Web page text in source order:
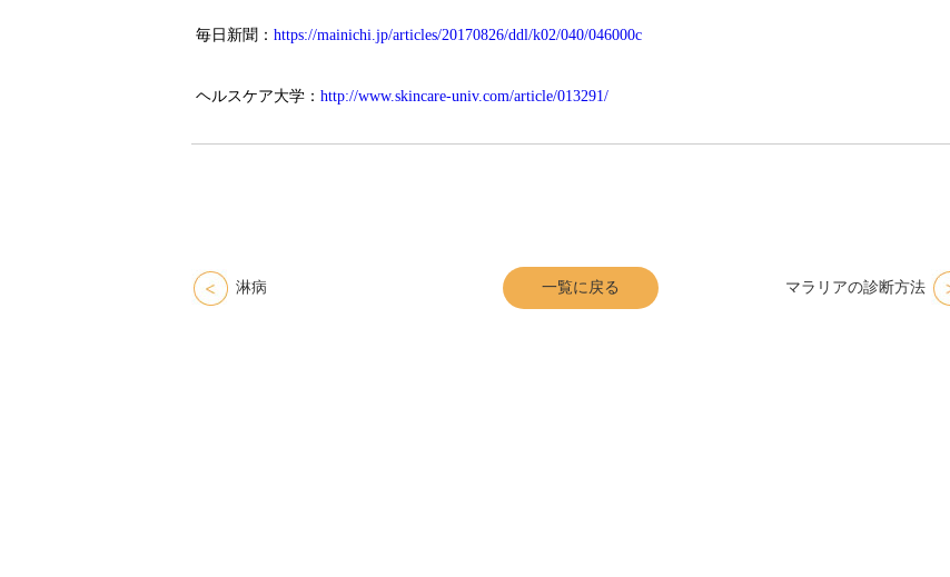
毎日新聞： https://mainichi.jp/articles/20170826/ddl/k02/040/046000c
ヘルスケア大学： http://www.skincare-univ.com/article/013291/
淋病 一覧に戻る マラリアの診断方法